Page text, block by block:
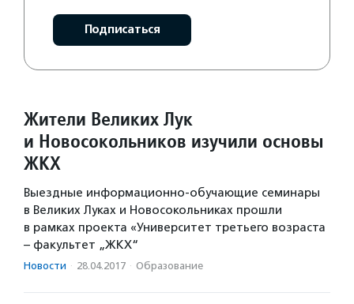
Подписаться
Жители Великих Лук
и Новосокольников изучили основы
ЖКХ
Выездные информационно-обучающие семинары
в Великих Луках и Новосокольниках прошли
в рамках проекта «Университет третьего возраста
– факультет „ЖКХ“
Новости · 28.04.2017 · Образование